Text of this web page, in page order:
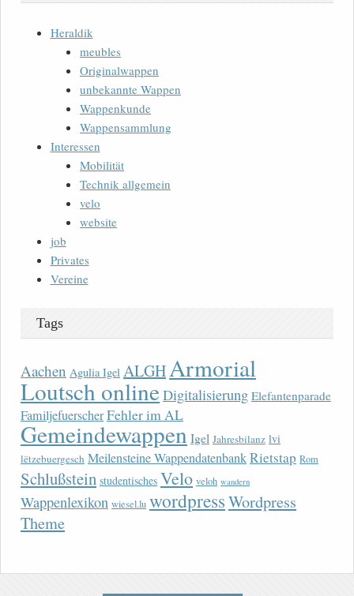
Heraldik
meubles
Originalwappen
unbekannte Wappen
Wappenkunde
Wappensammlung
Interessen
Mobilität
Technik allgemein
velo
website
job
Privates
Vereine
Tags
Aachen Agulia Igel ALGHArmorial
Loutsch onlineDigitalisierung Elefantenparade
FamiljefuerscherFehler im AL
Gemeindewappen Igel Jahresbilanz lvi
lëtzebuergesch Meilensteine WappendatenbankRietstap Rom
Schlußstein studentisches Velo veloh wandern
Wappenlexikon wiesel.lu wordpressWordpress
Theme